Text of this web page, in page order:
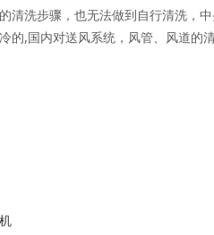
清洗步骤，也无法做到自行清洗，
的,国内对送风系统，风管、风道